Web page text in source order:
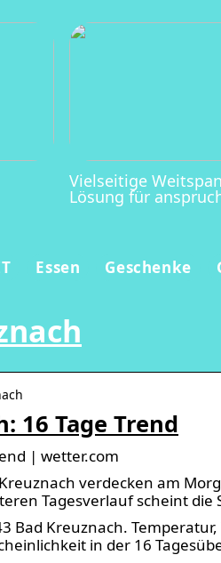
Vielseitige
Lösung für
Essen Geschenke
16 Tage Trend
| wetter.com
verdecken am
Tagesverlauf scheint die
Bad Kreuznach.
in der 16